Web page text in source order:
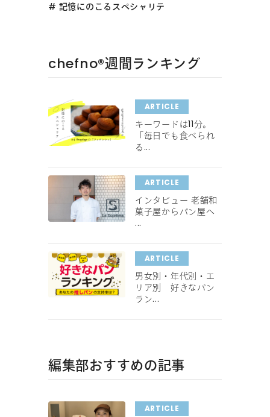
記憶にのこるスペシャリテ
chefno®︎週間ランキング
ARTICLE
キーワードは11分。
「毎日でも食べられ
る...
ARTICLE
インタビュー 老舗和
菓子屋からパン屋へ
...
ARTICLE
男女別・年代別・エ
リア別 好きなパン
ラン...
編集部おすすめの記事
ARTICLE